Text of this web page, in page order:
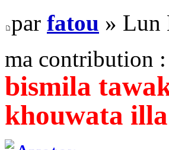
par fatou » Lun
ma contribution :
bismila
khouwata